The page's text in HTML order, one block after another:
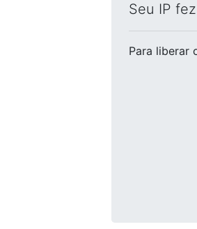
Seu IP
Para liberar